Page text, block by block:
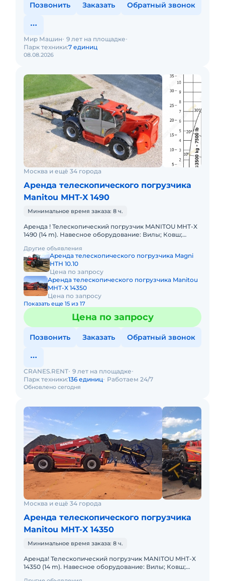
Позвонить Заказать Обратный звонок
08.08.2026
Мир Машин 9 лет на площадке
Парк техники:7 единиц
Москва и ещё 34 города
Аренда телескопического погрузчика
Manitou MHT-X 1490
Минимальное время заказа: 8 ч.
Аренда ! Телескопический погрузчик MANITOU MHT-X
1490 (14 m). Навесное оборудование: Вилы; Ковш;
Вес 2080
Другие объявления
Аренда телескопического погрузчика Magni
HTH 10.10
Цена по запросу
Аренда телескопического погрузчика Manitou
MHT-X 14350
Цена по запросу
Показать еще 15 из 17
Цена по запросу
Позвонить Заказать Обратный звонок
Обновлено сегодня
CRANES.RENT 9 лет на площадке
Парк техники:136 единиц Работаем 24/7
Москва и ещё 34 города
Аренда телескопического погрузчика
Manitou MHT-X 14350
Минимальное время заказа: 8 ч.
Аренда! Телескопический погрузчик MANITOU MHT-X
14350 (14 m). Навесное оборудование: Вилы; Ковш;